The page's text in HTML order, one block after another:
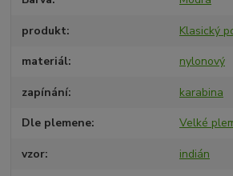
produkt Klasický
materiál nylonový
zapínání karabina
Dle plemene Velké
vzor indián